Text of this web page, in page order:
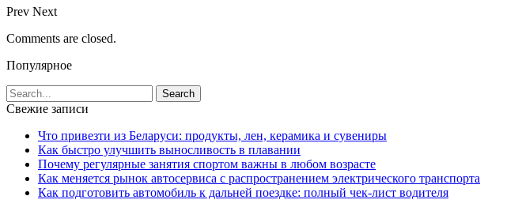
Prev Next
Comments are closed.
Популярное
Свежие записи
Что привезти из Беларуси: продукты, лен, керамика и сувениры
Как быстро улучшить выносливость в плавании
Почему регулярные занятия спортом важны в любом возрасте
Как меняется рынок автосервиса с распространением электрического транспорта
Как подготовить автомобиль к дальней поездке: полный чек-лист водителя